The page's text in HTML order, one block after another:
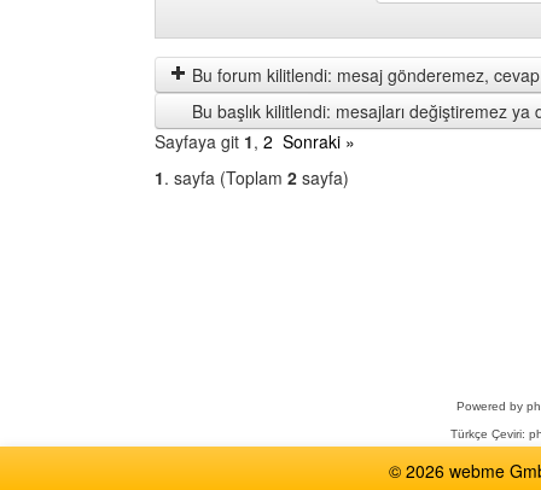
mesajları
göster
by
Bu forum kilitlendi: mesaj gönderemez,
Bu başlık kilitlendi: mesajları değiştiremez ya
Sayfaya git 1, 2 Sonraki »
1. sayfa (Toplam 2 sayfa)
Powered by
Türkçe Çeviri:
© 2026 webme